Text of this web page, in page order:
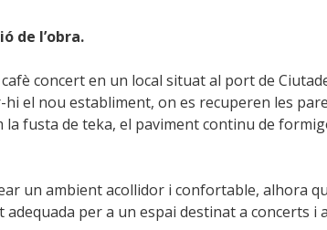
de l’obra.
concert en un local situat al port de
el nou establiment, on es recuperen les
la fusta de teka, el paviment continu de
un ambient acollidor i confortable, alhora
per a un espai destinat a concerts i